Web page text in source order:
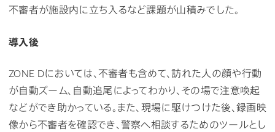
不審者が施設内に立ち入るなど課題が山積みでした。
導入後
ZONE Dにおいては、不審者も含めて、訪れた人の顔や行動
が自動ズーム、自動追尾によってわかり、その場で注意喚起
などができ助かっている。また、現場に駆けつけた後、録画映
像から不審者を確認でき、警察へ相談するためのツールとし